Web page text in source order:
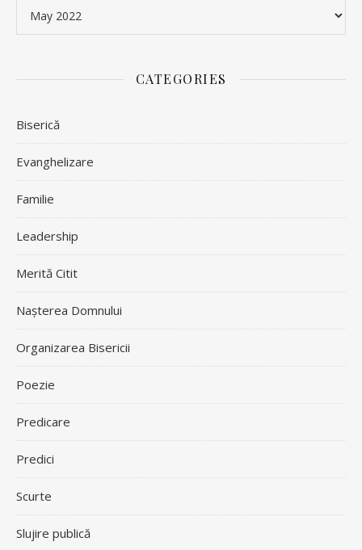
CATEGORIES
Biserică
Evanghelizare
Familie
Leadership
Merită Citit
Nașterea Domnului
Organizarea Bisericii
Poezie
Predicare
Predici
Scurte
Slujire publică